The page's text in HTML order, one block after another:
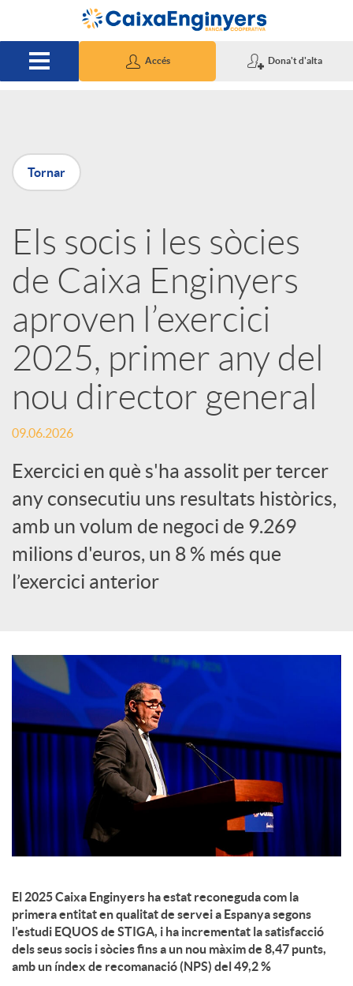
Salta al contingut principal
Accés Dona't d'alta
P
u
b
l
i
c
a
d
o
r
d
e
c
o
n
t
i
Tornar
Els socis i les sòcies
de Caixa Enginyers
aproven l’exercici
2025, primer any del
nou director general
09.06.2026
Exercici en què s'ha assolit per tercer
any consecutiu uns resultats històrics,
amb un volum de negoci de 9.269
milions d'euros, un 8 % més que
l’exercici anterior
El 2025 Caixa Enginyers ha estat reconeguda com la
primera entitat en qualitat de servei a Espanya segons
l'estudi EQUOS de STIGA, i ha incrementat la satisfacció
dels seus socis i sòcies fins a un nou màxim de 8,47 punts,
amb un índex de recomanació (NPS) del 49,2 %